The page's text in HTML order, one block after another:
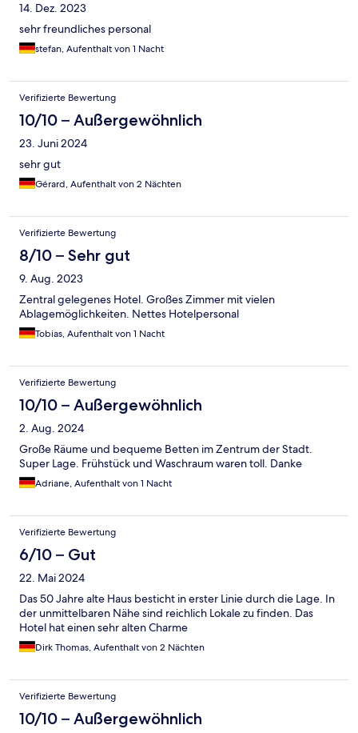
14. Dez. 2023
sehr freundliches personal
stefan, Aufenthalt von 1 Nacht
Verifizierte Bewertung
10/10 – Außergewöhnlich
23. Juni 2024
sehr gut
Gérard, Aufenthalt von 2 Nächten
Verifizierte Bewertung
8/10 – Sehr gut
9. Aug. 2023
Zentral gelegenes Hotel. Großes Zimmer mit vielen
Ablagemöglichkeiten. Nettes Hotelpersonal
Tobias, Aufenthalt von 1 Nacht
Verifizierte Bewertung
10/10 – Außergewöhnlich
2. Aug. 2024
Große Räume und bequeme Betten im Zentrum der Stadt.
Super Lage. Frühstück und Waschraum waren toll. Danke
Adriane, Aufenthalt von 1 Nacht
Verifizierte Bewertung
6/10 – Gut
22. Mai 2024
Das 50 Jahre alte Haus besticht in erster Linie durch die Lage. In
der unmittelbaren Nähe sind reichlich Lokale zu finden. Das
Hotel hat einen sehr alten Charme
Dirk Thomas, Aufenthalt von 2 Nächten
Verifizierte Bewertung
10/10 – Außergewöhnlich